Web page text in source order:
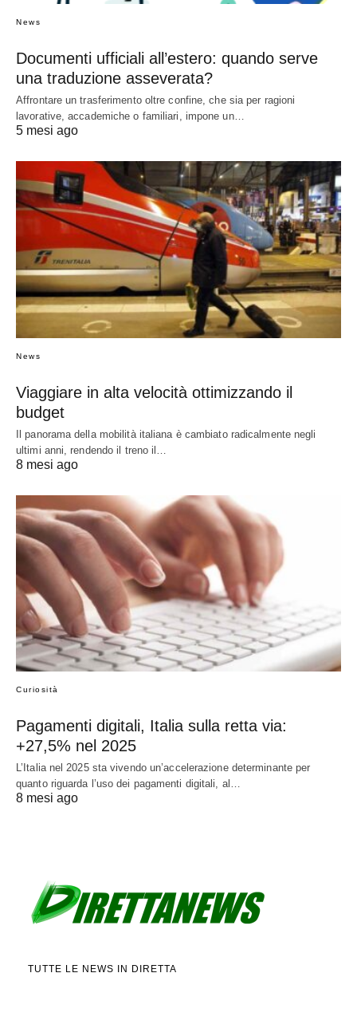
News
Documenti ufficiali all’estero: quando serve
una traduzione asseverata?
Affrontare un trasferimento oltre confine, che sia per ragioni
lavorative, accademiche o familiari, impone un…
5 mesi ago
News
Viaggiare in alta velocità ottimizzando il
budget
Il panorama della mobilità italiana è cambiato radicalmente negli
ultimi anni, rendendo il treno il…
8 mesi ago
Curiosità
Pagamenti digitali, Italia sulla retta via:
+27,5% nel 2025
L’Italia nel 2025 sta vivendo un’accelerazione determinante per
quanto riguarda l’uso dei pagamenti digitali, al…
8 mesi ago
TUTTE LE NEWS IN DIRETTA